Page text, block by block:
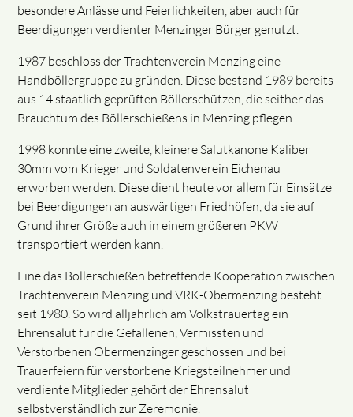
besondere Anlässe und Feierlichkeiten, aber auch für
Beerdigungen verdienter Menzinger Bürger genutzt.
1987 beschloss der Trachtenverein Menzing eine
Handböllergruppe zu gründen. Diese bestand 1989 bereits
aus 14 staatlich geprüften Böllerschützen, die seither das
Brauchtum des Böllerschießens in Menzing pflegen.
1998 konnte eine zweite, kleinere Salutkanone Kaliber
30mm vom Krieger und Soldatenverein Eichenau
erworben werden. Diese dient heute vor allem für Einsätze
bei Beerdigungen an auswärtigen Friedhöfen, da sie auf
Grund ihrer Größe auch in einem größeren PKW
transportiert werden kann.
Eine das Böllerschießen betreffende Kooperation zwischen
Trachtenverein Menzing und VRK-Obermenzing besteht
seit 1980. So wird alljährlich am Volkstrauertag ein
Ehrensalut für die Gefallenen, Vermissten und
Verstorbenen Obermenzinger geschossen und bei
Trauerfeiern für verstorbene Kriegsteilnehmer und
verdiente Mitglieder gehört der Ehrensalut
selbstverständlich zur Zeremonie.